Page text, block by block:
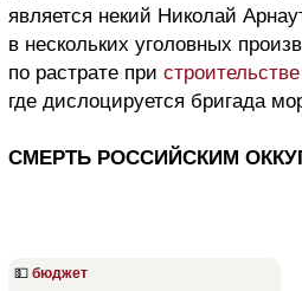
является некий Николай
в нескольких уголовных
по растрате при
где дислоцируется бригада
СМЕРТЬ РОССИЙСКИМ
💵 бюджет